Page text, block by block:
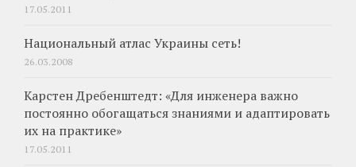
17.05.2011
Национальный атлас Украины сеть!
26.03.2008
Карстен Дребенштедт: «Для инженера важно
постоянно обогащаться знаниями и адаптировать
их на практике»
17.05.2011